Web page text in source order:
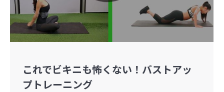
これでビキニも怖くない！バストアッ
プトレーニング